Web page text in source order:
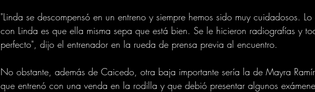
"Linda se descompensó en un entreno y siempre hemos sido muy cuidadosos.
con Linda es que ella misma sepa que está bien. Se le hicieron radiografías y
perfecto", dijo el entrenador en la rueda de prensa previa al encuentro.
No obstante, además de Caicedo, otra baja importante sería la de Mayra
que entrenó con una venda en la rodilla y que debió presentar algunos